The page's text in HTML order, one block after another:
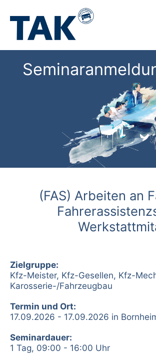
(FAS) Arbeiten an
Zielgruppe:
Kfz-Meister, Kfz-Gesellen, Kfz-
Karosserie-/Fahrzeugbau
Termin und Ort:
17.09.2026 - 17.09.2026 in
Seminardauer:
1 Tag, 09:00 - 16:00 Uhr